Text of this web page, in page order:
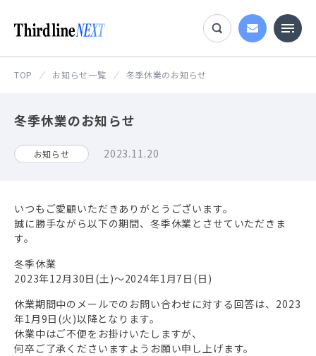
TOP お知らせ一覧 冬季休業のお知らせ
冬季休業のお知らせ
お知らせ 2023.11.20
いつもご愛顧いただきありがとうございます。
誠に勝手ながら以下の期間、冬季休業とさせていただきま
す。
冬季休業
2023年12月30日(土)～2024年1月7日(日)
休業期間中のメールでのお問い合わせに対する回答は、2023
年1月9日(火)以降となります。
休業中はご不便をお掛けいたしますが、
何卒ご了承くださいますようお願い申し上げます。